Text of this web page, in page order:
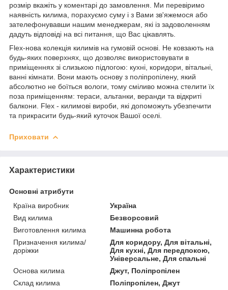
розмір вкажіть у коментарі до замовлення. Ми перевіримо
наявність килима, порахуємо суму і з Вами зв'яжемося або
зателефонувавши нашим менеджерам, які із задоволенням
дадуть відповіді на всі питання, що Вас цікавлять.
Flex-нова колекція килимів на гумовій основі. Не ковзають на
будь-яких поверхнях, що дозволяє використовувати в
приміщеннях зі слизькою підлогою: кухні, коридори, вітальні,
ванні кімнати. Вони мають основу з поліпропілену, який
абсолютно не боїться вологи, тому сміливо можна стелити їх
поза приміщенням: тераси, альтанки, веранди та відкриті
балкони. Flex - килимові вироби, які допоможуть убезпечити
та прикрасити будь-який куточок Вашої оселі.
Приховати
Характеристики
Основні атрибути
Країна виробник
Україна
Вид килима
Безворсовий
Виготовлення килима
Машинна робота
Призначення килима/
доріжки
Для коридору, Для вітальні,
Для кухні, Для передпокою,
Універсальне, Для спальні
Основа килима
Джут, Поліпропілен
Склад килима
Поліпропілен, Джут